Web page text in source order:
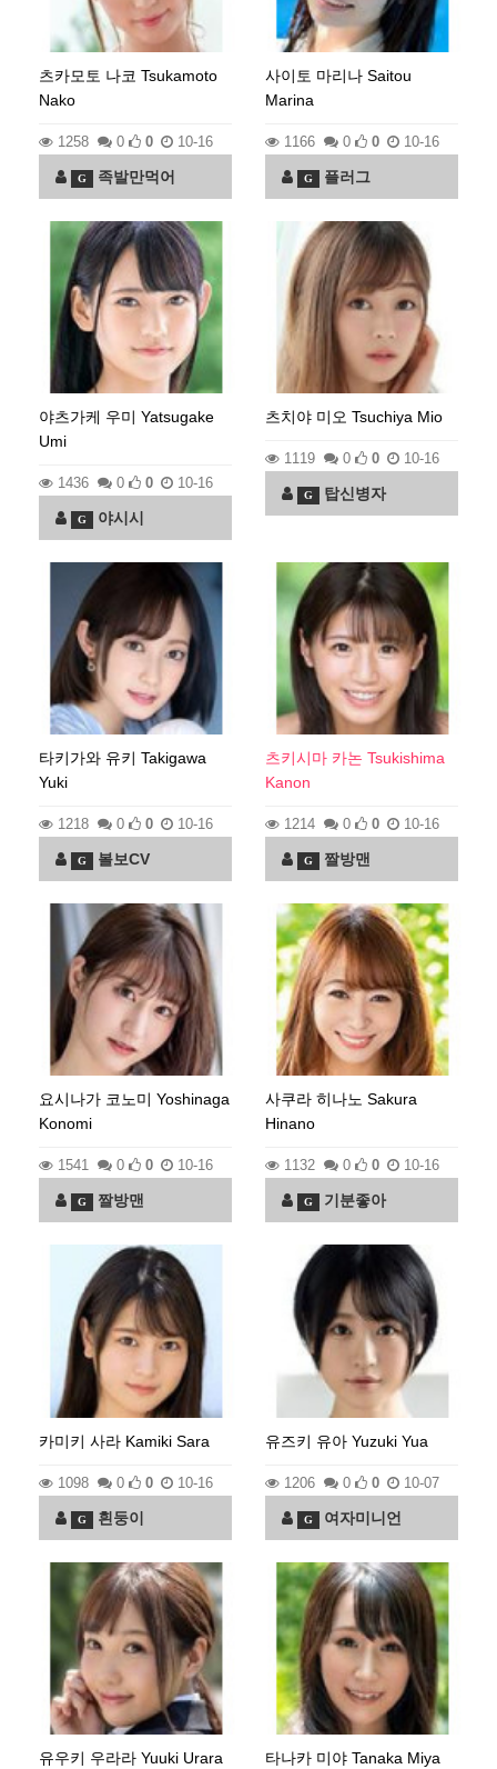
츠카모토 나코 Tsukamoto
Nako
1258 0 0 10-16
G 족발만먹어
사이토 마리나 Saitou
Marina
1166 0 0 10-16
G 플러그
야츠가케 우미 Yatsugake
Umi
1436 0 0 10-16
G 야시시
츠치야 미오 Tsuchiya Mio
1119 0 0 10-16
G 탑신병자
타키가와 유키 Takigawa
Yuki
1218 0 0 10-16
G 볼보CV
츠키시마 카논 Tsukishima
Kanon
1214 0 0 10-16
G 짤방맨
요시나가 코노미 Yoshinaga
Konomi
1541 0 0 10-16
G 짤방맨
사쿠라 히나노 Sakura
Hinano
1132 0 0 10-16
G 기분좋아
카미키 사라 Kamiki Sara
1098 0 0 10-16
G 흰둥이
유즈키 유아 Yuzuki Yua
1206 0 0 10-07
G 여자미니언
유우키 우라라 Yuuki Urara 타나카 미야 Tanaka Miya